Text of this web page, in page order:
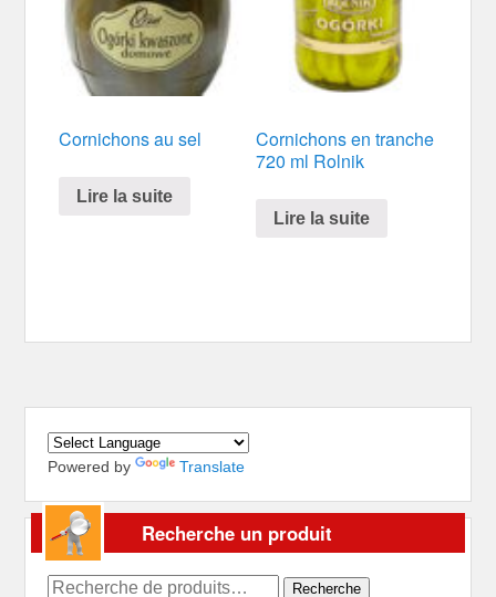
Cornichons au sel
Lire la suite
Cornichons en tranche
720 ml Rolnik
Lire la suite
Powered by Translate
Recherche un produit
Recherche Recherche